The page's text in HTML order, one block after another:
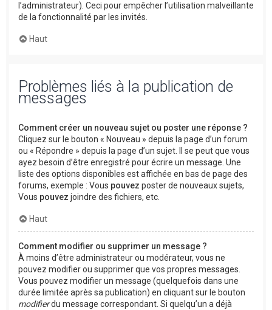
l’administrateur). Ceci pour empêcher l’utilisation malveillante
de la fonctionnalité par les invités.
Haut
Problèmes liés à la publication de
messages
Comment créer un nouveau sujet ou poster une réponse ?
Cliquez sur le bouton « Nouveau » depuis la page d’un forum
ou « Répondre » depuis la page d’un sujet. Il se peut que vous
ayez besoin d’être enregistré pour écrire un message. Une
liste des options disponibles est affichée en bas de page des
forums, exemple : Vous pouvez poster de nouveaux sujets,
Vous pouvez joindre des fichiers, etc.
Haut
Comment modifier ou supprimer un message ?
À moins d’être administrateur ou modérateur, vous ne
pouvez modifier ou supprimer que vos propres messages.
Vous pouvez modifier un message (quelquefois dans une
durée limitée après sa publication) en cliquant sur le bouton
modifierdu message correspondant. Si quelqu’un a déjà